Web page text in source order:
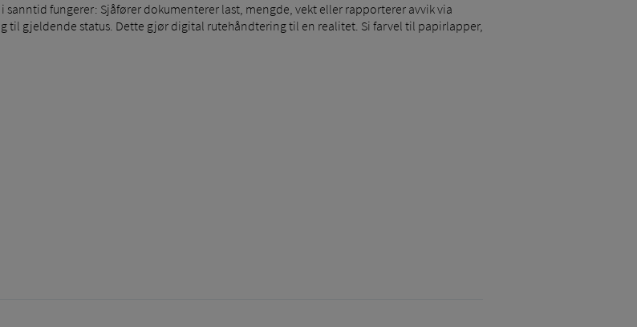
fungerer: Sjåfører dokumenterer last, mengde, vekt eller rapporterer avvik via
til gjeldende status. Dette gjør digital rutehåndtering til en realitet. Si farvel til papirlapper,